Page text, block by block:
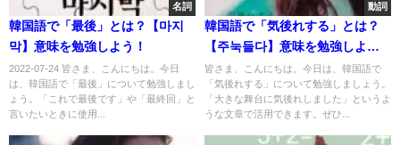
名詞
韓国語で「最後」とは？【마지
막】意味を勉強しよう！
2022-07-24 皆さま、こんにちは。今日
は、韓国語で「最後」について勉強しまし
ょう。「これで最後です」や「最終回」と
言いたいときに使用...
動詞
韓国語で「気後れする」とは？
【주눅들다】意味を勉強しよ
う！
皆さま、こんにちは。今日は、韓国語で
「気後れする」について勉強しましょう。
「大きな舞台に気後れしました」というよ
うな文章で活用できます。ぜひ...